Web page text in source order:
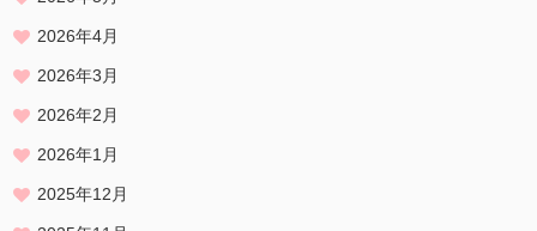
2026年4月
2026年3月
2026年2月
2026年1月
2025年12月